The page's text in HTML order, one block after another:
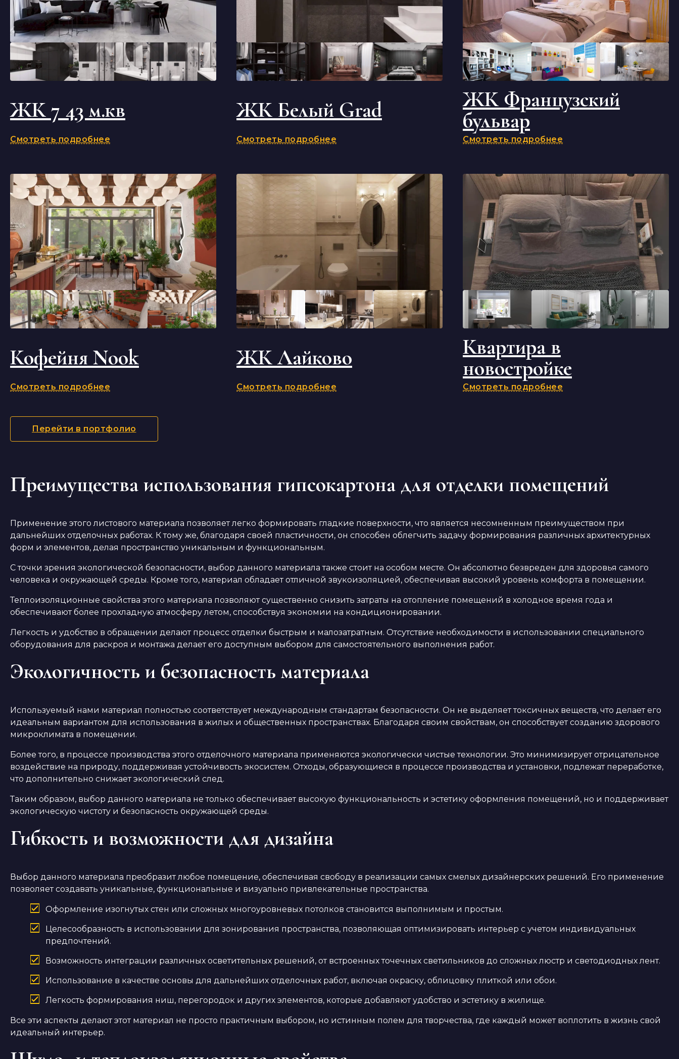
ЖК 7 43 м.кв
Смотреть подробнее
ЖК Белый Grad
Смотреть подробнее
ЖК Французский
бульвар
Смотреть подробнее
Кофейня Nook
Смотреть подробнее
ЖК Лайково
Смотреть подробнее
Квартира в
новостройке
Смотреть подробнее
Перейти в портфолио
Преимущества использования гипсокартона для отделки помещений
Применение этого листового материала позволяет легко формировать гладкие поверхности, что является несомненным преимуществом при
дальнейших отделочных работах. К тому же, благодаря своей пластичности, он способен облегчить задачу формирования различных архитектурных
форм и элементов, делая пространство уникальным и функциональным.
С точки зрения экологической безопасности, выбор данного материала также стоит на особом месте. Он абсолютно безвреден для здоровья самого
человека и окружающей среды. Кроме того, материал обладает отличной звукоизоляцией, обеспечивая высокий уровень комфорта в помещении.
Теплоизоляционные свойства этого материала позволяют существенно снизить затраты на отопление помещений в холодное время года и
обеспечивают более прохладную атмосферу летом, способствуя экономии на кондиционировании.
Легкость и удобство в обращении делают процесс отделки быстрым и малозатратным. Отсутствие необходимости в использовании специального
оборудования для раскроя и монтажа делает его доступным выбором для самостоятельного выполнения работ.
Экологичность и безопасность материала
Используемый нами материал полностью соответствует международным стандартам безопасности. Он не выделяет токсичных веществ, что делает его
идеальным вариантом для использования в жилых и общественных пространствах. Благодаря своим свойствам, он способствует созданию здорового
микроклимата в помещении.
Более того, в процессе производства этого отделочного материала применяются экологически чистые технологии. Это минимизирует отрицательное
воздействие на природу, поддерживая устойчивость экосистем. Отходы, образующиеся в процессе производства и установки, подлежат переработке,
что дополнительно снижает экологический след.
Таким образом, выбор данного материала не только обеспечивает высокую функциональность и эстетику оформления помещений, но и поддерживает
экологическую чистоту и безопасность окружающей среды.
Гибкость и возможности для дизайна
Выбор данного материала преобразит любое помещение, обеспечивая свободу в реализации самых смелых дизайнерских решений. Его применение
позволяет создавать уникальные, функциональные и визуально привлекательные пространства.
Оформление изогнутых стен или сложных многоуровневых потолков становится выполнимым и простым.
Целесообразность в использовании для зонирования пространства, позволяющая оптимизировать интерьер с учетом индивидуальных
предпочтений.
Возможность интеграции различных осветительных решений, от встроенных точечных светильников до сложных люстр и светодиодных лент.
Использование в качестве основы для дальнейших отделочных работ, включая окраску, облицовку плиткой или обои.
Легкость формирования ниш, перегородок и других элементов, которые добавляют удобство и эстетику в жилище.
Все эти аспекты делают этот материал не просто практичным выбором, но истинным полем для творчества, где каждый может воплотить в жизнь свой
идеальный интерьер.